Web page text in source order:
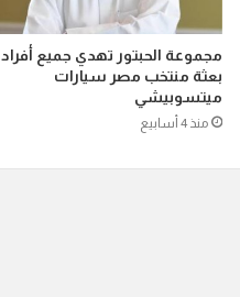
‏مجموعة الحبتور تهدي جميع أفراد
بعثة منتخب مصر سيارات
ميتسوبيشي
منذ 4 أسابيع